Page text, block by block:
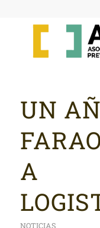
UN
A
NOTICIAS